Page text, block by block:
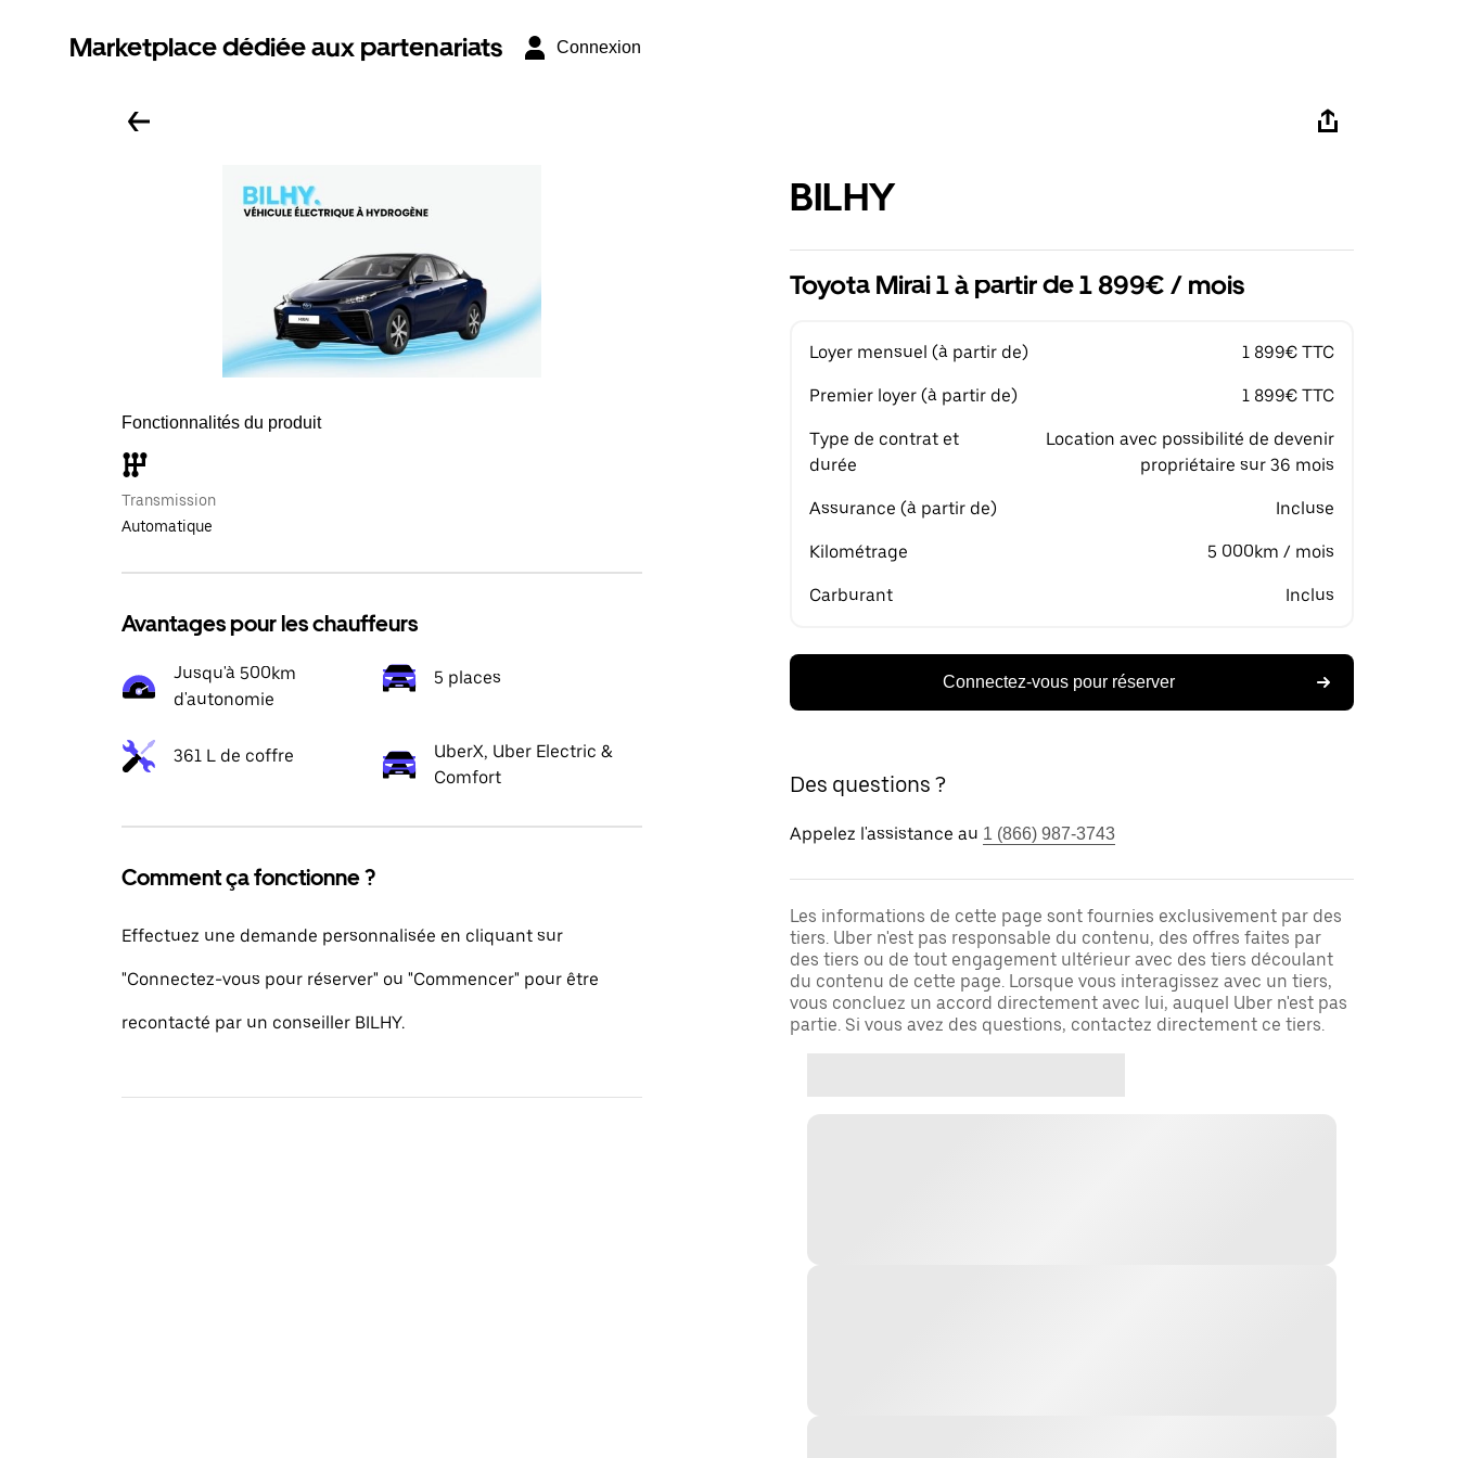
Marketplace dédiée aux partenariats Connexion
Fonctionnalités du produit
Transmission
Automatique
Avantages pour les chauffeurs
Jusqu'à 500km
d'autonomie
5 places
361 L de coffre
UberX, Uber Electric &
Comfort
Comment ça fonctionne ?
Effectuez une demande personnalisée en cliquant sur
"Connectez-vous pour réserver" ou "Commencer" pour être
recontacté par un conseiller BILHY.
BILHY
Toyota Mirai 1 à partir de 1 899€ / mois
Loyer mensuel (à partir de) 1 899€ TTC
Premier loyer (à partir de) 1 899€ TTC
Type de contrat et
durée
Location avec possibilité de devenir
propriétaire sur 36 mois
Assurance (à partir de) Incluse
Kilométrage 5 000km / mois
Carburant Inclus
Connectez-vous pour réserver
Des questions ?
Appelez l'assistance au 1 (866) 987-3743
Les informations de cette page sont fournies exclusivement par des
tiers. Uber n'est pas responsable du contenu, des offres faites par
des tiers ou de tout engagement ultérieur avec des tiers découlant
du contenu de cette page. Lorsque vous interagissez avec un tiers,
vous concluez un accord directement avec lui, auquel Uber n'est pas
partie. Si vous avez des questions, contactez directement ce tiers.